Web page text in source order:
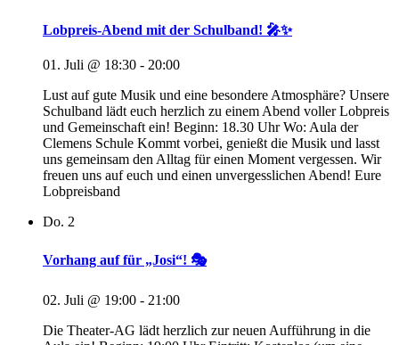
Lobpreis-Abend mit der Schulband! 🎤✨
01. Juli @ 18:30 - 20:00
Lust auf gute Musik und eine besondere Atmosphäre? Unsere
Schulband lädt euch herzlich zu einem Abend voller Lobpreis
und Gemeinschaft ein! Beginn: 18.30 Uhr Wo: Aula der
Clemens Schule Kommt vorbei, genießt die Musik und lasst
uns gemeinsam den Alltag für einen Moment vergessen. Wir
freuen uns auf euch und einen unvergesslichen Abend! Eure
Lobpreisband
Do. 2
Vorhang auf für „Josi“! 🎭
02. Juli @ 19:00 - 21:00
Die Theater-AG lädt herzlich zur neuen Aufführung in die